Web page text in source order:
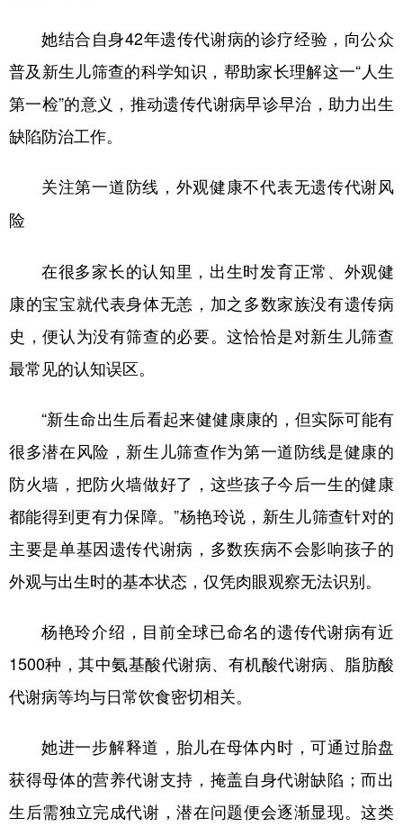
地方频道
北京 天津 河北 山西
辽宁 吉林 上海 江苏
浙江
山东 河南 湖北 湖南
陕西 甘肃 青海 宁夏
新疆 内蒙古 黑龙江
Русский язык 日本語 한국어
Deutsch Português
她结合自身42年遗传代谢病的诊疗经验，向公众
普及新生儿筛查的科学知识，帮助家长理解这一“人生
第一检”的意义，推动遗传代谢病早诊早治，助力出生
缺陷防治工作。
关注第一道防线，外观健康不代表无遗传代谢风
险
在很多家长的认知里，出生时发育正常、外观健
康的宝宝就代表身体无恙，加之多数家族没有遗传病
史，便认为没有筛查的必要。这恰恰是对新生儿筛查
最常见的认知误区。
“新生命出生后看起来健健康康的，但实际可能有
很多潜在风险，新生儿筛查作为第一道防线是健康的
防火墙，把防火墙做好了，这些孩子今后一生的健康
都能得到更有力保障。”杨艳玲说，新生儿筛查针对的
主要是单基因遗传代谢病，多数疾病不会影响孩子的
外观与出生时的基本状态，仅凭肉眼观察无法识别。
杨艳玲介绍，目前全球已命名的遗传代谢病有近
1500种，其中氨基酸代谢病、有机酸代谢病、脂肪酸
代谢病等均与日常饮食密切相关。
她进一步解释道，胎儿在母体内时，可通过胎盘
获得母体的营养代谢支持，掩盖自身代谢缺陷；而出
生后需独立完成代谢，潜在问题便会逐渐显现。这类